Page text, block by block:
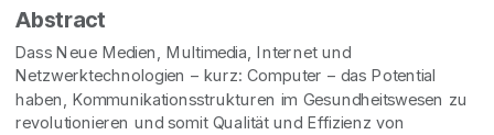
Abstract
Dass Neue Medien, Multimedia, Internet und
Netzwerktechnologien – kurz: Computer – das Potential
haben, Kommunikationsstrukturen im Gesundheitswesen zu
revolutionieren und somit Qualität und Effizienz von